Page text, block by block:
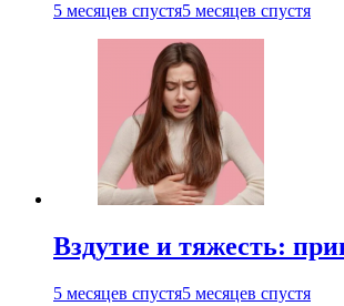
5 месяцев спустя5 месяцев спустя
Вздутие и тяжесть:
5 месяцев спустя5 месяцев спустя